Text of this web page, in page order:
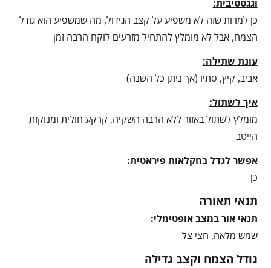
וגגטטיבית:
כן למרות שזה לא משפיע על קצב הגידול, מה שמשפיע הוא גודל
הצמח, אבל לא מומלץ להתחיל מזרעים לוקח הרבה זמן
עונת שתילה:
אביב, קיץ, סתיו (אך ניתן כל השנה)
איך לשתול:
מומלץ לשתול באזור ללא הרבה השקיה, קרקע חולית ומנוקזת
הייטב
אפשר לגדל בחקלאות פיראטית:
כן
תנאי תאורה
תנאי אור במצב אופטימלי:
שמש מלאה, חצי צל
גודל הצמח וקצב גדילה